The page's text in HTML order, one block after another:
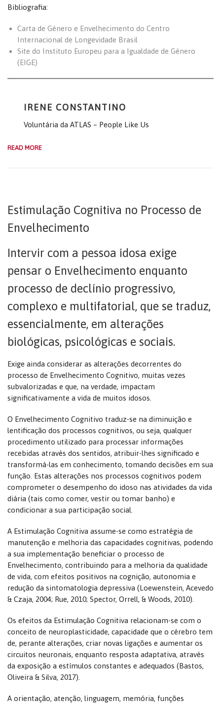
Bibliografia:
Carta de Género e Envelhecimento do Centro
Internacional de Longevidade Brasil
Site do Instituto Europeu para a Igualdade de Género
(EIGE)
IRENE CONSTANTINO
Voluntária da ATLAS – People Like Us
READ MORE
Estimulação Cognitiva no Processo de
Envelhecimento
Intervir com a pessoa idosa exige
pensar o Envelhecimento enquanto
processo de declínio progressivo,
complexo e multifatorial, que se traduz,
essencialmente, em alterações
biológicas, psicológicas e sociais.
Exige ainda considerar as alterações decorrentes do
processo de Envelhecimento Cognitivo, muitas vezes
subvalorizadas e que, na verdade, impactam
significativamente a vida de muitos idosos.
O Envelhecimento Cognitivo traduz-se na diminuição e
lentificação dos processos cognitivos, ou seja, qualquer
procedimento utilizado para processar informações
recebidas através dos sentidos, atribuir-lhes significado e
transformá-las em conhecimento, tomando decisões em sua
função. Estas alterações nos processos cognitivos podem
comprometer o desempenho do idoso nas atividades da vida
diária (tais como comer, vestir ou tomar banho) e
condicionar a sua participação social.
A Estimulação Cognitiva assume-se como estratégia de
manutenção e melhoria das capacidades cognitivas, podendo
a sua implementação beneficiar o processo de
Envelhecimento, contribuindo para a melhoria da qualidade
de vida, com efeitos positivos na cognição, autonomia e
redução da sintomatologia depressiva (Loewenstein, Acevedo
& Czaja, 2004; Rue, 2010; Spector, Orrell, & Woods, 2010).
Os efeitos da Estimulação Cognitiva relacionam-se com o
conceito de neuroplasticidade, capacidade que o cérebro tem
de, perante alterações, criar novas ligações e aumentar os
circuitos neuronais, enquanto resposta adaptativa, através
da exposição a estímulos constantes e adequados (Bastos,
Oliveira & Silva, 2017).
A orientação, atenção, linguagem, memória, funções